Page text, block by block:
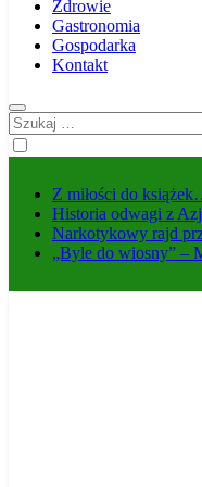
Zdrowie
Gastronomia
Gospodarka
Kontakt
Szukaj:
Z miłości do
Historia odwagi z
Narkotykowy rajd
„Byle do wiosny” –